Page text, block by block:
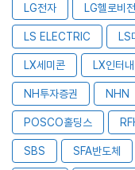
LG전자 LG헬로비전
LS ELECTRIC LS
LX세미콘 LX인터
NH투자증권 NHN
POSCO홀딩스
SBS SFA반도체